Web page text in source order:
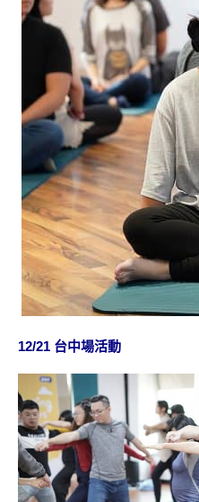
12/21 台中場活動